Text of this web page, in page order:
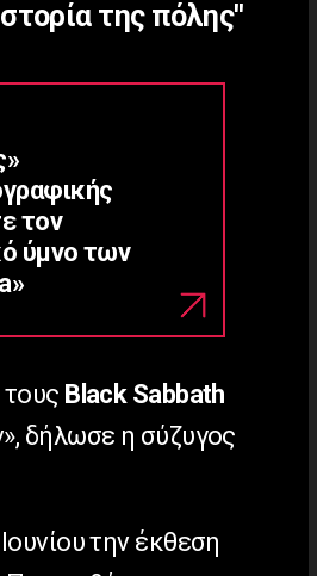
της πόλης''
τον
ύμνο των
τους Black Sabbath
δήλωσε η σύζυγος
την έκθεση